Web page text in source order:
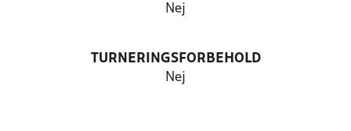
Nej
TURNERINGSFORBEHOLD
Nej